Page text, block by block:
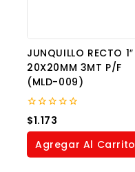
JUNQUILLO RECTO 1″
20X20MM 3MT P/F
(MLD-009)
0
out
of
$1.173
Agregar Al Carrito